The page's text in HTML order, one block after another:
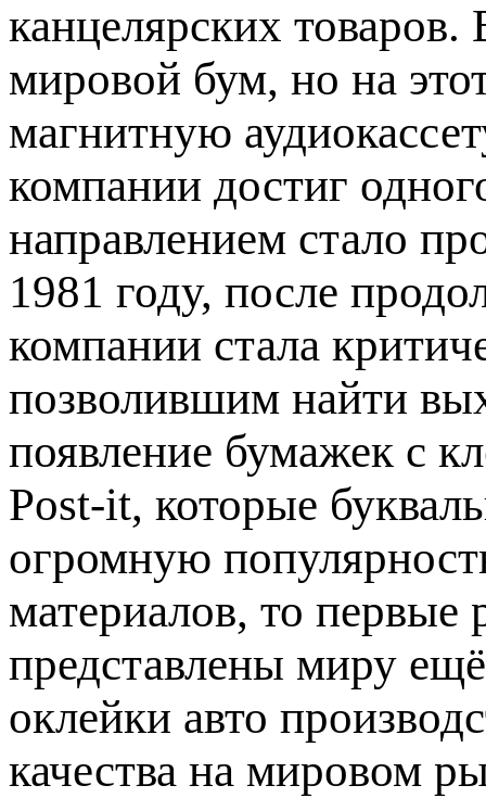
канцелярских
мировой бум, но на
магнитную
компании достиг
направлением стало
1981 году, после
компании стала
позволившим найти
появление бумажек с
Post-it, которые
огромную
материалов, то первые
представлены миру
оклейки авто
качества на мировом